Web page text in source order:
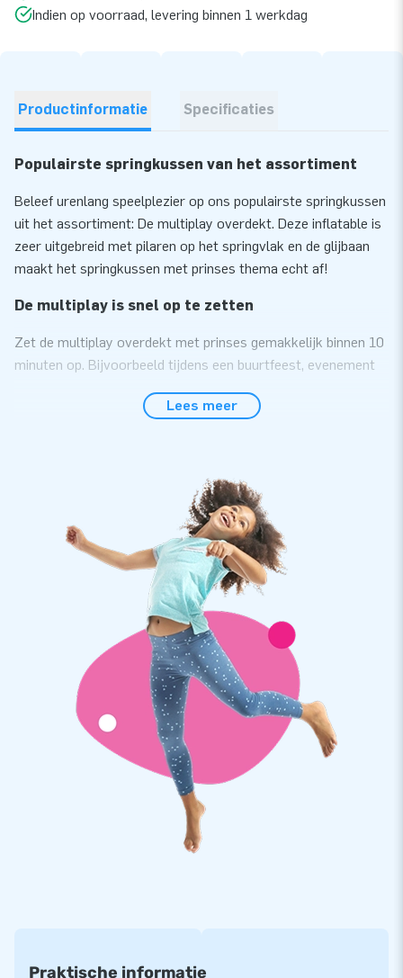
Indien op voorraad, levering binnen 1 werkdag
Productinformatie Specificaties
Populairste springkussen van het assortiment
Beleef urenlang speelplezier op ons populairste springkussen
uit het assortiment: De multiplay overdekt. Deze inflatable is
zeer uitgebreid met pilaren op het springvlak en de glijbaan
maakt het springkussen met prinses thema echt af!
De multiplay is snel op te zetten
Zet de multiplay overdekt met prinses gemakkelijk binnen 10
minuten op. Bijvoorbeeld tijdens een buurtfeest, evenement
thema compact in één deel. Vervoeren is daardoor
handleiding. Je bent dus in één keer klaar voor een mooie
Kwaliteit met 5 jaar garantie
Doordat JB kussens op meerdere punten verstevigd en
meervoudig gestikt zijn, kun je vertrouwen op sterk hoge
kwaliteit kleurvast PVC. Ze gaan lang mee en zijn eenvoudig
schoon te houden. Deze multiplay overdekt leveren we zoals
altijd met 5 jaar garantie. Hierdoor lever jij met dit product
jarenlang optimaal speelplezier.
Koop deze unieke multiplay overdekt met prinses thema en
bezorg jouw klanten de dag van hun leven!
Kies jij net als meer dan 15.000 klanten ook voor
We bewijzen graag waarom onze klanten ons ‘creators of
professionele service en levering.
Lees meer
Praktische informatie